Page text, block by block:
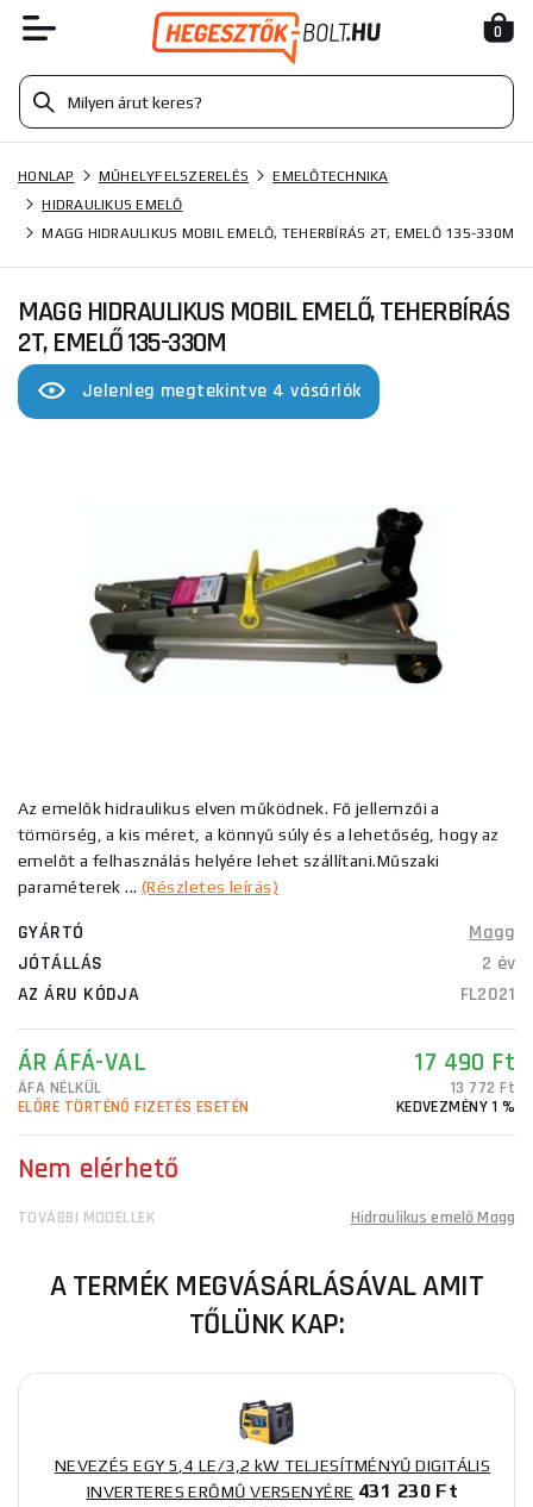
0
HONLAP MŰHELYFELSZERELÉS
EMELŐTECHNIKA
HIDRAULIKUS EMELŐ
MAGG HIDRAULIKUS MOBIL EMELŐ, TEHERBÍRÁS 2T, EMELŐ 135-330M
MAGG HIDRAULIKUS MOBIL EMELŐ, TEHERBÍRÁS
2T, EMELŐ 135-330M
Jelenleg megtekintve 4 vásárlók
Az emelők hidraulikus elven működnek. Fő jellemzői a
tömörség, a kis méret, a könnyű súly és a lehetőség, hogy az
emelőt a felhasználás helyére lehet szállítani.Műszaki
paraméterek ...(Részletes leírás)
GYÁRTÓ
Magg
JÓTÁLLÁS
2 év
AZ ÁRU KÓDJA
FL2021
ÁR ÁFÁ-VAL 17 490 Ft
ÁFA NÉLKÜL
13 772 Ft
ELŐRE TÖRTÉNŐ FIZETÉS ESETÉN
KEDVEZMÉNY 1 %
Nem elérhető
TOVÁBBI MODELLEK Hidraulikus emelő Magg
A TERMÉK MEGVÁSÁRLÁSÁVAL AMIT
TŐLÜNK KAP:
NEVEZÉS EGY 5,4 LE/3,2 kW TELJESÍTMÉNYŰ DIGITÁLIS
INVERTERES ERŐMŰ VERSENYÉRE 431 230 Ft